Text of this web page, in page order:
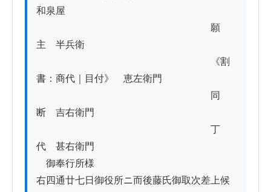
和泉屋
願
主　半兵衛
《割
書：商代｜目付》　恵左衛門
同
断　吉右衛門
丁
代　甚右衛門
御奉行所様
右四通廿七日御役所ニ而後藤氏御取次差上候